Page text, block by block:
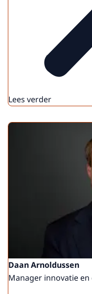
Lees verder
Daan Arnoldussen
Manager innovatie